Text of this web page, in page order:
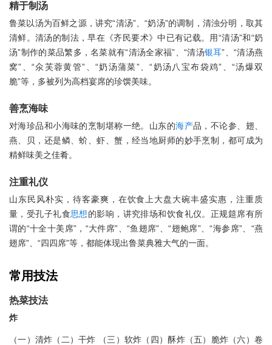
精于制汤
鲁菜以汤为百鲜之源，讲究“清汤”、“奶汤”的调制，清浊分明，取其
清鲜。清汤的制法，早在《齐民要术》中已有记载。用“清汤”和“奶
汤”制作的菜品繁多，名菜就有“清汤全家福”、“清汤银耳”、“清汤燕
窝”、“氽芙蓉黄管”、“奶汤蒲菜”、“奶汤八宝布袋鸡”、“汤爆双
脆”等，多被列为高档宴席的珍馔美味。
善烹海味
对海珍品和小海味的烹制堪称一绝。山东的海产品，不论参、翅、
燕、贝，还是鳞、蚧、虾、蟹，经当地厨师的妙手烹制，都可成为
精鲜味美之佳肴。
注重礼仪
山东民风朴实，待客豪爽，在饮食上大盘大碗丰盛实惠，注重质
量，受孔子礼食思想的影响，讲究排场和饮食礼仪。正规筵席有所
谓的“十全十美席”，“大件席”、“鱼翅席”、“翅鲍席”、“海参席”、“燕
翅席”、“四四席”等，都能体现出鲁菜典雅大气的一面。
常用技法
热菜技法
炸
（一）清炸（二）干炸 （三）软炸（四）酥炸（五）脆炸（六）卷